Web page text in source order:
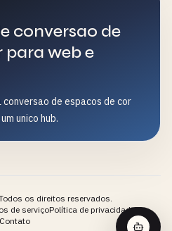
conversao de
para web e
de espacos de cor
unico hub.
os direitos reservados.
de serviçoPolítica de privacidade
Contato